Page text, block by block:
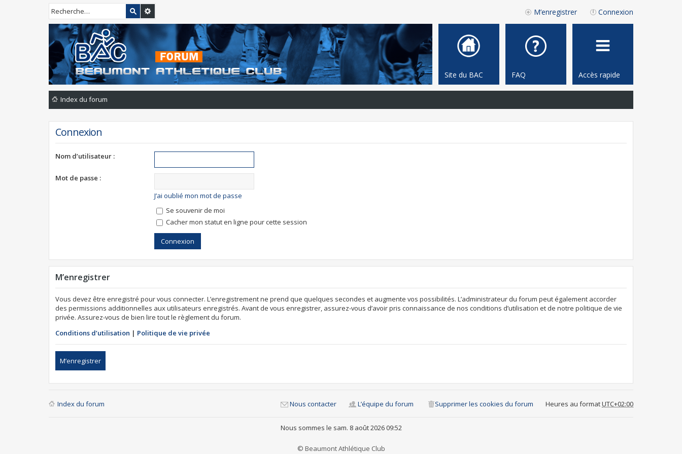
Connexion
M’enregistrer
Accès rapide
FAQ
Site du BAC
Index du forum
Connexion
Nom d’utilisateur :
Mot de passe :
J’ai oublié mon mot de passe
Se souvenir de moi
Cacher mon statut en ligne pour cette session
M’enregistrer
Vous devez être enregistré pour vous connecter. L’enregistrement ne prend que quelques secondes et augmente vos possibilités. L’administrateur du forum peut également accorder
des permissions additionnelles aux utilisateurs enregistrés. Avant de vous enregistrer, assurez-vous d’avoir pris connaissance de nos conditions d’utilisation et de notre politique de vie
privée. Assurez-vous de bien lire tout le règlement du forum.
Conditions d’utilisation | Politique de vie privée
M’enregistrer
Index du forum Heures au formatUTC+02:00
Supprimer les cookies du forum
L’équipe du forum
Nous contacter
Nous sommes le sam. 8 août 2026 09:52
© Beaumont Athlétique Club